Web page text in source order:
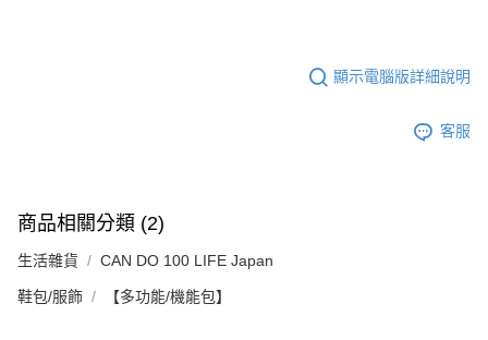
顯示電腦版詳細說明
客服
商品相關分類 (2)
生活雜貨 CAN DO 100 LIFE Japan
鞋包/服飾 【多功能/機能包】